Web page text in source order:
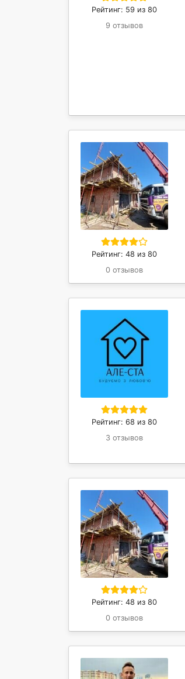
Рейтинг: 59 из 80
9 отзывов
Рейтинг: 48 из 80
0 отзывов
Рейтинг: 68 из 80
3 отзывов
Рейтинг: 48 из 80
0 отзывов